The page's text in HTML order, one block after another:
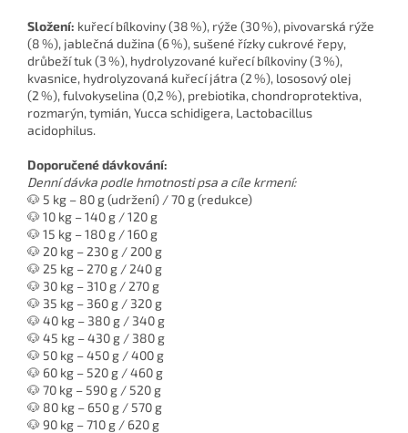
Složení: kuřecí bílkoviny (38 %), rýže (30 %), pivovarská rýže
(8 %), jablečná dužina (6 %), sušené řízky cukrové řepy,
drůbeží tuk (3 %), hydrolyzované kuřecí bílkoviny (3 %),
kvasnice, hydrolyzovaná kuřecí játra (2 %), lososový olej
(2 %), fulvokyselina (0,2 %), prebiotika, chondroprotektiva,
rozmarýn, tymián, Yucca schidigera, Lactobacillus
acidophilus.
Doporučené dávkování:
Denní dávka podle hmotnosti psa a cíle krmení:
🐶 5 kg – 80 g (udržení) / 70 g (redukce)
🐶 10 kg – 140 g / 120 g
🐶 15 kg – 180 g / 160 g
🐶 20 kg – 230 g / 200 g
🐶 25 kg – 270 g / 240 g
🐶 30 kg – 310 g / 270 g
🐶 35 kg – 360 g / 320 g
🐶 40 kg – 380 g / 340 g
🐶 45 kg – 430 g / 380 g
🐶 50 kg – 450 g / 400 g
🐶 60 kg – 520 g / 460 g
🐶 70 kg – 590 g / 520 g
🐶 80 kg – 650 g / 570 g
🐶 90 kg – 710 g / 620 g